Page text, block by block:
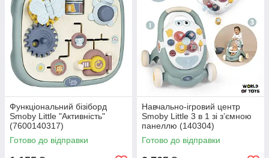
Функціональний бізіборд
Smoby Little "Активність"
(7600140317)
Готово до відправки
Навчально-ігровий центр
Smoby Little 3 в 1 зі з’ємною
панеллю (140304)
Готово до відправки